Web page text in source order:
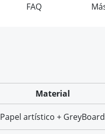
FAQ
Material
Papel artístico + GreyBoard